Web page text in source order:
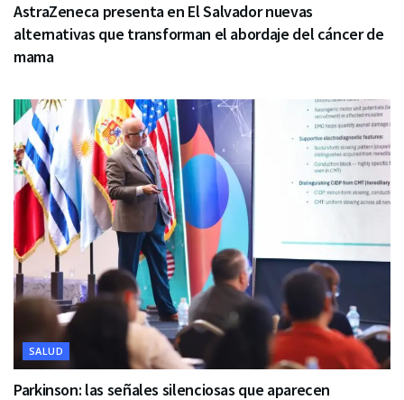
AstraZeneca presenta en El Salvador nuevas
alternativas que transforman el abordaje del cáncer de
mama
SALUD
Parkinson: las señales silenciosas que aparecen